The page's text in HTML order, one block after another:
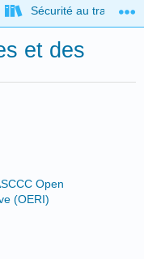
Sécurité au travail
et des
Open
(OERI)